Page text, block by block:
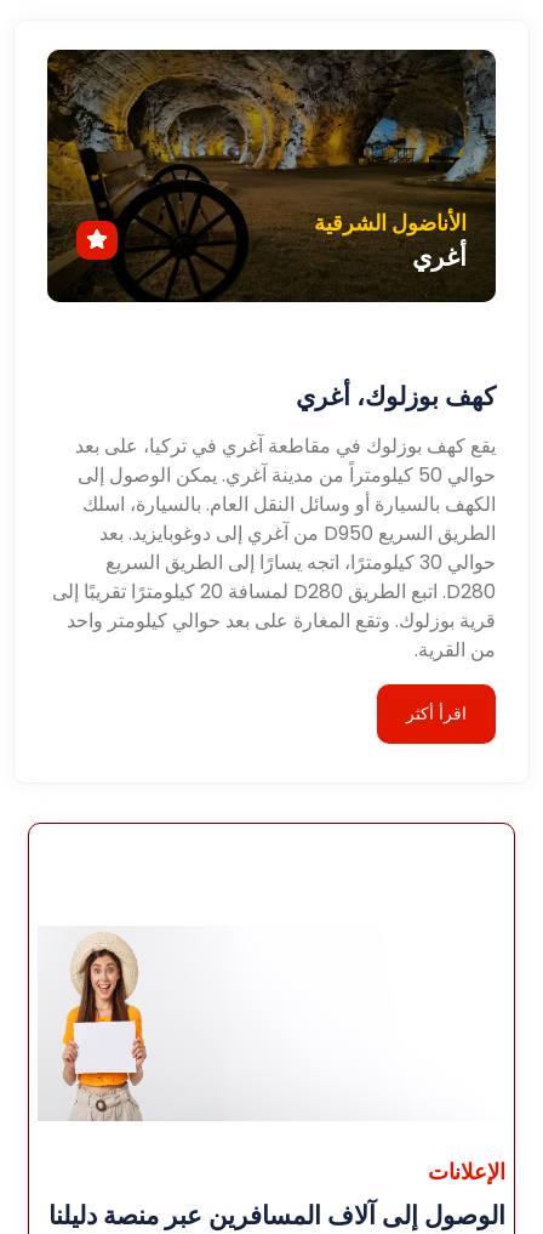
الأناضول الشرقية
أغري
كهف بوزلوك، أغري
يقع كهف بوزلوك في مقاطعة آغري في تركيا، على بعد
حوالي 50 كيلومتراً من مدينة آغري. يمكن الوصول إلى
الكهف بالسيارة أو وسائل النقل العام. بالسيارة، اسلك
الطريق السريع D950 من آغري إلى دوغوبايزيد. بعد
حوالي 30 كيلومترًا، اتجه يسارًا إلى الطريق السريع
D280. اتبع الطريق D280 لمسافة 20 كيلومترًا تقريبًا إلى
قرية بوزلوك. وتقع المغارة على بعد حوالي كيلومتر واحد
من القرية.
اقرأ أكثر
الإعلانات
الوصول إلى آلاف المسافرين عبر منصة دليلنا